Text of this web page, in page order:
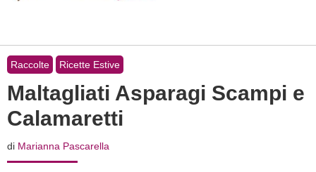
Raccolte Ricette Estive
Maltagliati Asparagi Scampi e
Calamaretti
di Marianna Pascarella